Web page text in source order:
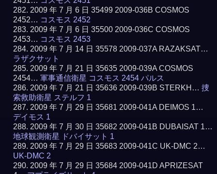
2009 年 7 月 6 日 35499 2009-036B COSMOS
2452… コスモス 2452
2009 年 7 月 6 日 35500 2009-036C COSMOS
2453… コスモス 2453
2009 年 7 月 14 日 35578 2009-037A RAZAKSAT…
ラザクサット
2009 年 7 月 21 日 35635 2009-039A COSMOS
2454…軍事通信衛星 コスモス 2454 パルス
2009 年 7 月 21 日 35636 2009-039B STERKH…捜
索救助衛星 ステルフ 1
2009 年 7 月 29 日 35681 2009-041A DEIMOS 1…
デイモス 1
2009 年 7 月 30 日 35682 2009-041B DUBAISAT 1…
地球観測衛星 ドバイサット 1
2009 年 7 月 29 日 35683 2009-041C UK-DMC 2…
UK-DMC 2
2009 年 7 月 29 日 35684 2009-041D APRIZESAT